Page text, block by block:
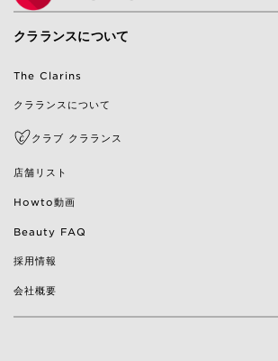
クラランスについて
The Clarins
クラランスについて
クラブ クラランス
店舗リスト
Howto動画
Beauty FAQ
採用情報
会社概要